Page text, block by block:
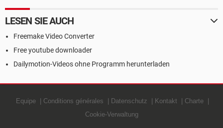
LESEN SIE AUCH
Freemake Video Converter
Free youtube downloader
Dailymotion-Videos ohne Programm herunterladen
Equipe Conditions générales Datenschutz Kontakt
Charte
Cookie-Verwaltung